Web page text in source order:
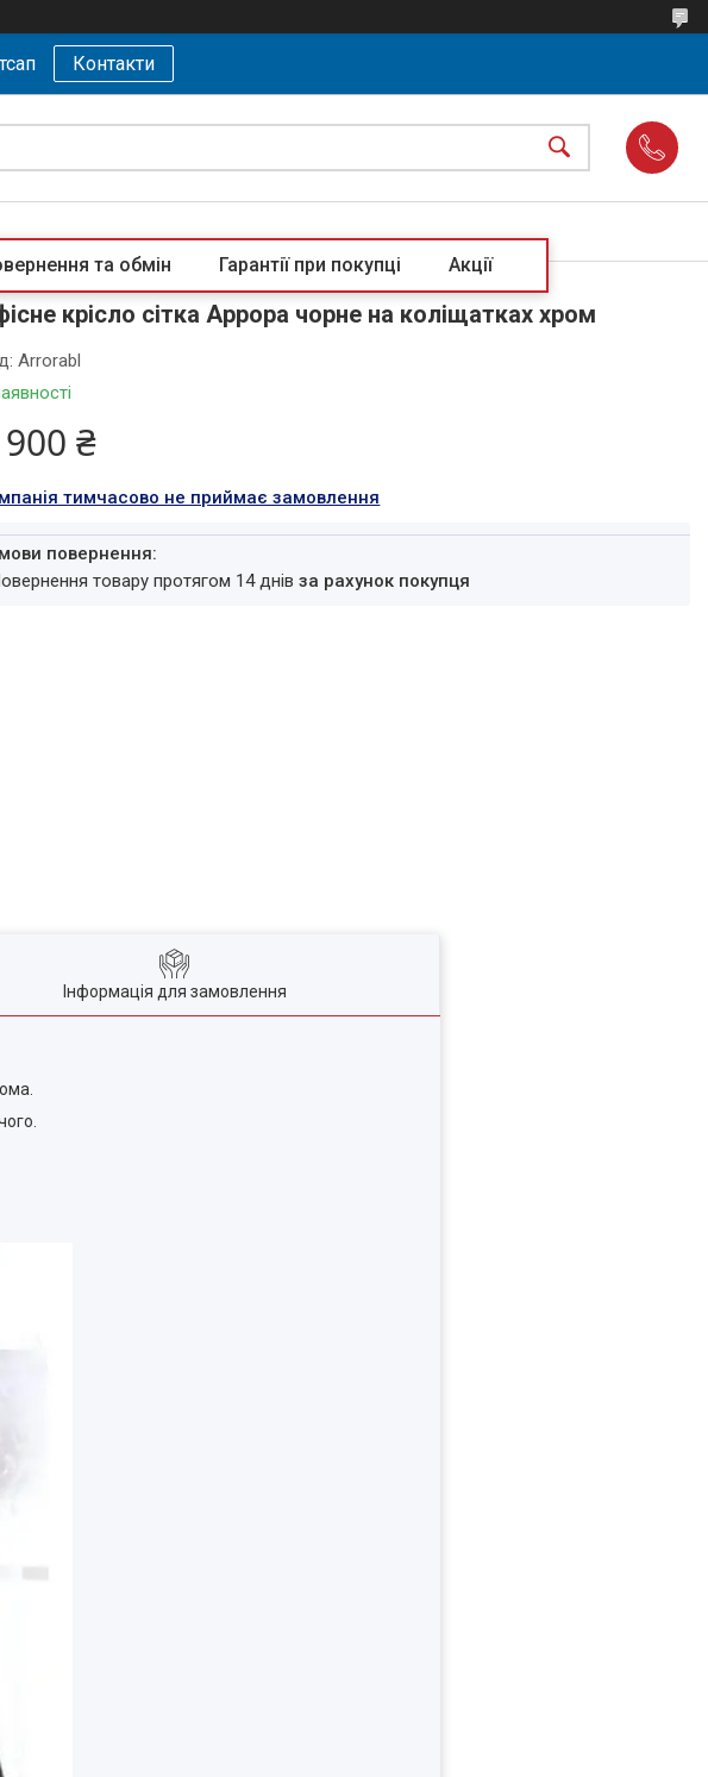
Контакти
та обмін Гарантії при покупці Акції
крісло сітка Аррора чорне на коліщатках хром
Arrorabl
₴
тимчасово не приймає замовлення
повернення товару протягом 14 днівза рахунок покупця
Інформація для замовлення